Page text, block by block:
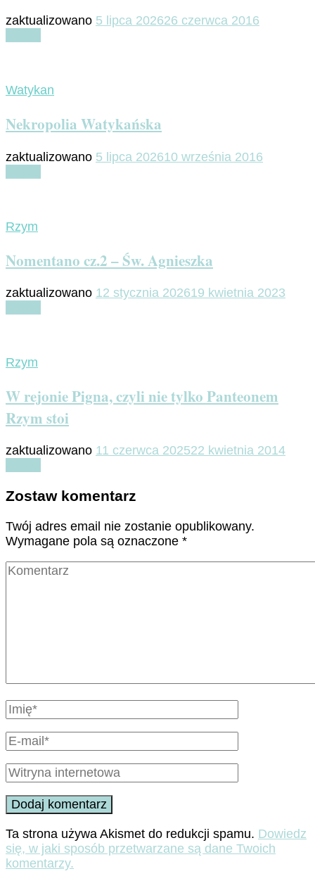
zaktualizowano 5 lipca 202626 czerwca 2016
Watykan
Nekropolia Watykańska
zaktualizowano 5 lipca 202610 września 2016
Rzym
Nomentano cz.2 – Św. Agnieszka
zaktualizowano 12 stycznia 202619 kwietnia 2023
Rzym
W rejonie Pigna, czyli nie tylko Panteonem
Rzym stoi
zaktualizowano 11 czerwca 202522 kwietnia 2014
Zostaw komentarz
Twój adres email nie zostanie opublikowany.
Wymagane pola są oznaczone *
Ta strona używa Akismet do redukcji spamu. Dowiedz
się, w jaki sposób przetwarzane są dane Twoich
komentarzy.